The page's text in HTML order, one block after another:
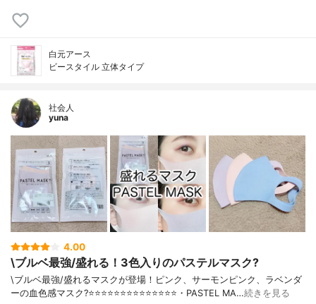
白元アース
ビースタイル 立体タイプ
社会人
yuna
4.00
\ブルベ最強/盛れる！3色入りのパステルマスク?
\ブルベ最強/盛れるマスクが登場！ピンク、サーモンピンク、ラベンダ
ーの血色感マスク?⭐️⭐️⭐️⭐️⭐️⭐️⭐️⭐️⭐️⭐️⭐️⭐️⭐️⭐️・PASTEL MA…続きを見る